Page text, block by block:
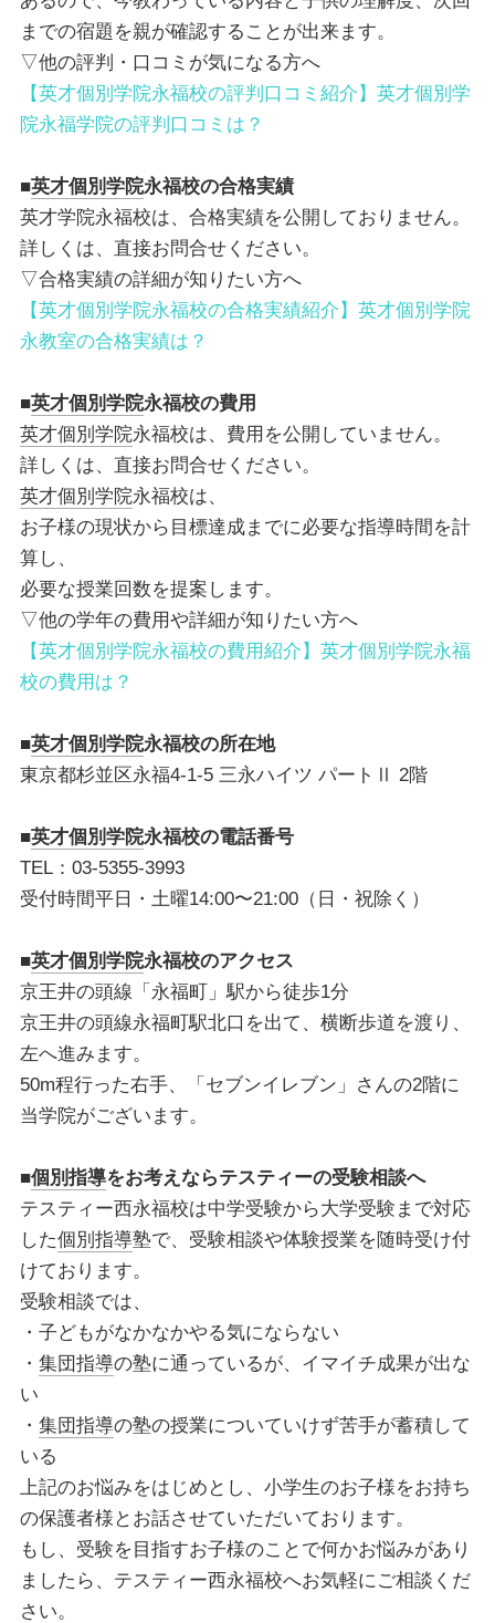
までの宿題を親が確認することが出来ます。
▽他の評判・口コミが気になる方へ
【英才個別学院永福校の評判口コミ紹介】英才個別学
院永福学院の評判口コミは？
■英才個別学院永福校の合格実績
英才学院永福校は、合格実績を公開しておりません。
詳しくは、直接お問合せください。
▽合格実績の詳細が知りたい方へ
【英才個別学院永福校の合格実績紹介】英才個別学院
永教室の合格実績は？
■英才個別学院永福校の費用
英才個別学院永福校は、費用を公開していません。
詳しくは、直接お問合せください。
英才個別学院永福校は、
お子様の現状から目標達成までに必要な指導時間を計
算し、
必要な授業回数を提案します。
▽他の学年の費用や詳細が知りたい方へ
【英才個別学院永福校の費用紹介】英才個別学院永福
校の費用は？
■英才個別学院永福校の所在地
東京都杉並区永福4-1-5 三永ハイツ パートⅡ 2階
■英才個別学院永福校の電話番号
TEL：03-5355-3993
受付時間平日・土曜14:00〜21:00（日・祝除く）
■英才個別学院永福校のアクセス
京王井の頭線「永福町」駅から徒歩1分
京王井の頭線永福町駅北口を出て、横断歩道を渡り、
左へ進みます。
50m程行った右手、「セブンイレブン」さんの2階に
当学院がございます。
■個別指導をお考えならテスティーの受験相談へ
テスティー西永福校は中学受験から大学受験まで対応
した個別指導塾で、受験相談や体験授業を随時受け付
けております。
受験相談では、
・子どもがなかなかやる気にならない
・ 集団指導の塾に通っているが、イマイチ成果が出な
い
・ 集団指導の塾の授業についていけず苦手が蓄積して
いる
上記のお悩みをはじめとし、小学生のお子様をお持ち
の保護者様とお話させていただいております。
もし、受験を目指すお子様のことで何かお悩みがあり
ましたら、テスティー西永福校へお気軽にご相談くだ
さい。